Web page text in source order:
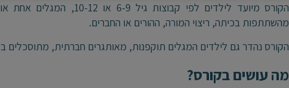
הקורס מיועד לילדים לפי
מהשתתפות בכיתה, ריצוי המורה, ההורים או החברים.
הקורס נהדר גם לילדים המגלים תוקפנות, מאותגרים חברתית, מתוסכלים
מה עושים בקורס?